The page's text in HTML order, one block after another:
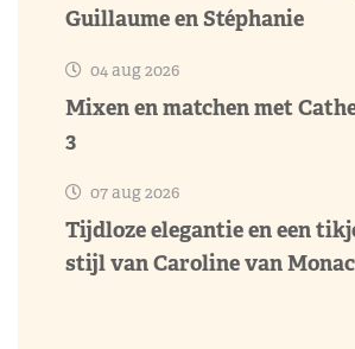
Guillaume en Stéphanie
04 aug 2026
Mixen en matchen met
3
07 aug 2026
Tijdloze elegantie en een
stijl van Caroline van